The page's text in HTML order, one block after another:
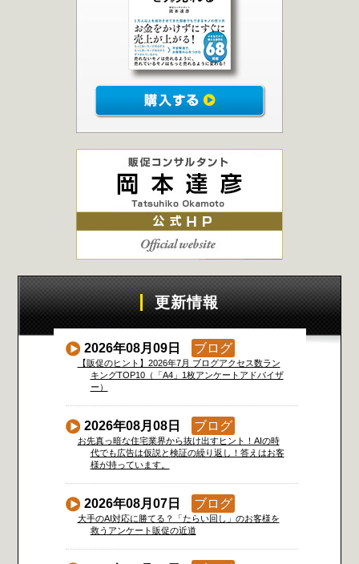
更新情報
2026年08月09日 ブログ
【販促のヒント】2026年7月 ブログアクセス数ラン
キングTOP10（「A4」1枚アンケートアドバイザ
ー）
2026年08月08日 ブログ
お先真っ暗な住宅業界から抜け出すヒント！AIの時
代でも広告は仮説と検証の繰り返し！答えはお客
様が持っています。
2026年08月07日 ブログ
大手のAI対応に勝てる？「たらい回し」のお客様を
救うアンケート販促の近道